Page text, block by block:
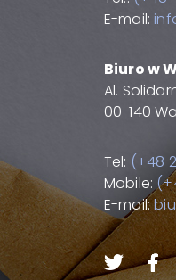
E-mail:
Biuro w
Al.
00-140
Tel: (+48
Mobile:
E-mail: